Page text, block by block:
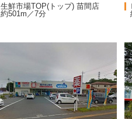
生鮮市場TOP(トップ) 苗間店
約501m／7分